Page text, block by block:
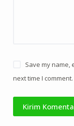
Save my name,
next time I comment.
Kirim